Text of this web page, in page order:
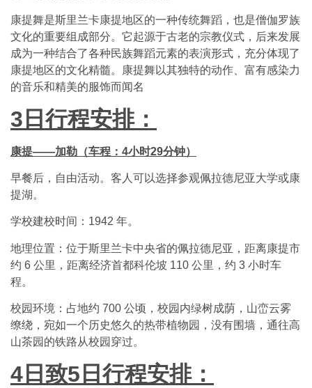
康提舞是斯里兰卡康提地区的一种传统舞蹈，也是僧伽罗族
文化的重要组成部分。它起源于古老的宗教仪式，后来发展
成为一种结合了各种民族舞蹈元素的表演形式，充分体现了
康提地区的文化精髓。康提舞以其独特的动作、富有感染力
的音乐和精美的服饰而闻名
3 日行程安排：
康提——加勒（车程：4小时29分钟）
早餐后，自由活动。客人可以选择参观佩拉德尼亚大学或康
提湖。
学校建校时间：1942 年。
地理位置：位于斯里兰卡中央省的佩拉德尼亚，距离康提市
约 6 公里，距离经济首都科伦坡 110 公里，约 3 小时车
程。
校园环境：占地约 700 公顷，校园内绿树成荫，山峦云雾
缭绕，宛如一个历史悠久的热带植物园，没有围墙，通往高
山茶园的铁路从校园穿过。
4 日致5日行程安排：